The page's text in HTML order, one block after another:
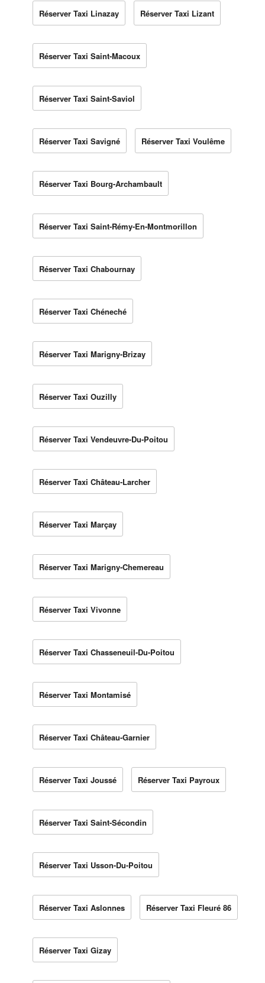
Réserver Taxi Linazay Réserver Taxi Lizant
Réserver Taxi Saint-Macoux
Réserver Taxi Saint-Saviol
Réserver Taxi Savigné Réserver Taxi Voulême
Réserver Taxi Bourg-Archambault
Réserver Taxi Saint-Rémy-En-Montmorillon
Réserver Taxi Chabournay
Réserver Taxi Chéneché
Réserver Taxi Marigny-Brizay
Réserver Taxi Ouzilly
Réserver Taxi Vendeuvre-Du-Poitou
Réserver Taxi Château-Larcher
Réserver Taxi Marçay
Réserver Taxi Marigny-Chemereau
Réserver Taxi Vivonne
Réserver Taxi Chasseneuil-Du-Poitou
Réserver Taxi Montamisé
Réserver Taxi Château-Garnier
Réserver Taxi Joussé Réserver Taxi Payroux
Réserver Taxi Saint-Sécondin
Réserver Taxi Usson-Du-Poitou
Réserver Taxi Aslonnes Réserver Taxi Fleuré 86
Réserver Taxi Gizay